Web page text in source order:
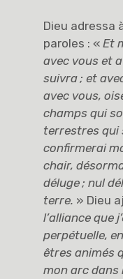
Dieu adressa
paroles : «Et
avec vous et
suivra ; et
avec vous,
champs qui
terrestres qui
confirmerai
chair,
déluge ; nul
terre. » Dieu
l’alliance que
perpétuelle,
êtres animés
mon arc dans